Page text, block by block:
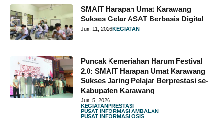
SMAIT Harapan Umat Karawang
Sukses Gelar ASAT Berbasis Digital
Jun. 11, 2026KEGIATAN
Puncak Kemeriahan Harum Festival
2.0: SMAIT Harapan Umat Karawang
Sukses Jaring Pelajar Berprestasi se-
Kabupaten Karawang
Jun. 5, 2026
KEGIATANPRESTASI
PUSAT INFORMASI AMBALAN
PUSAT INFORMASI OSIS